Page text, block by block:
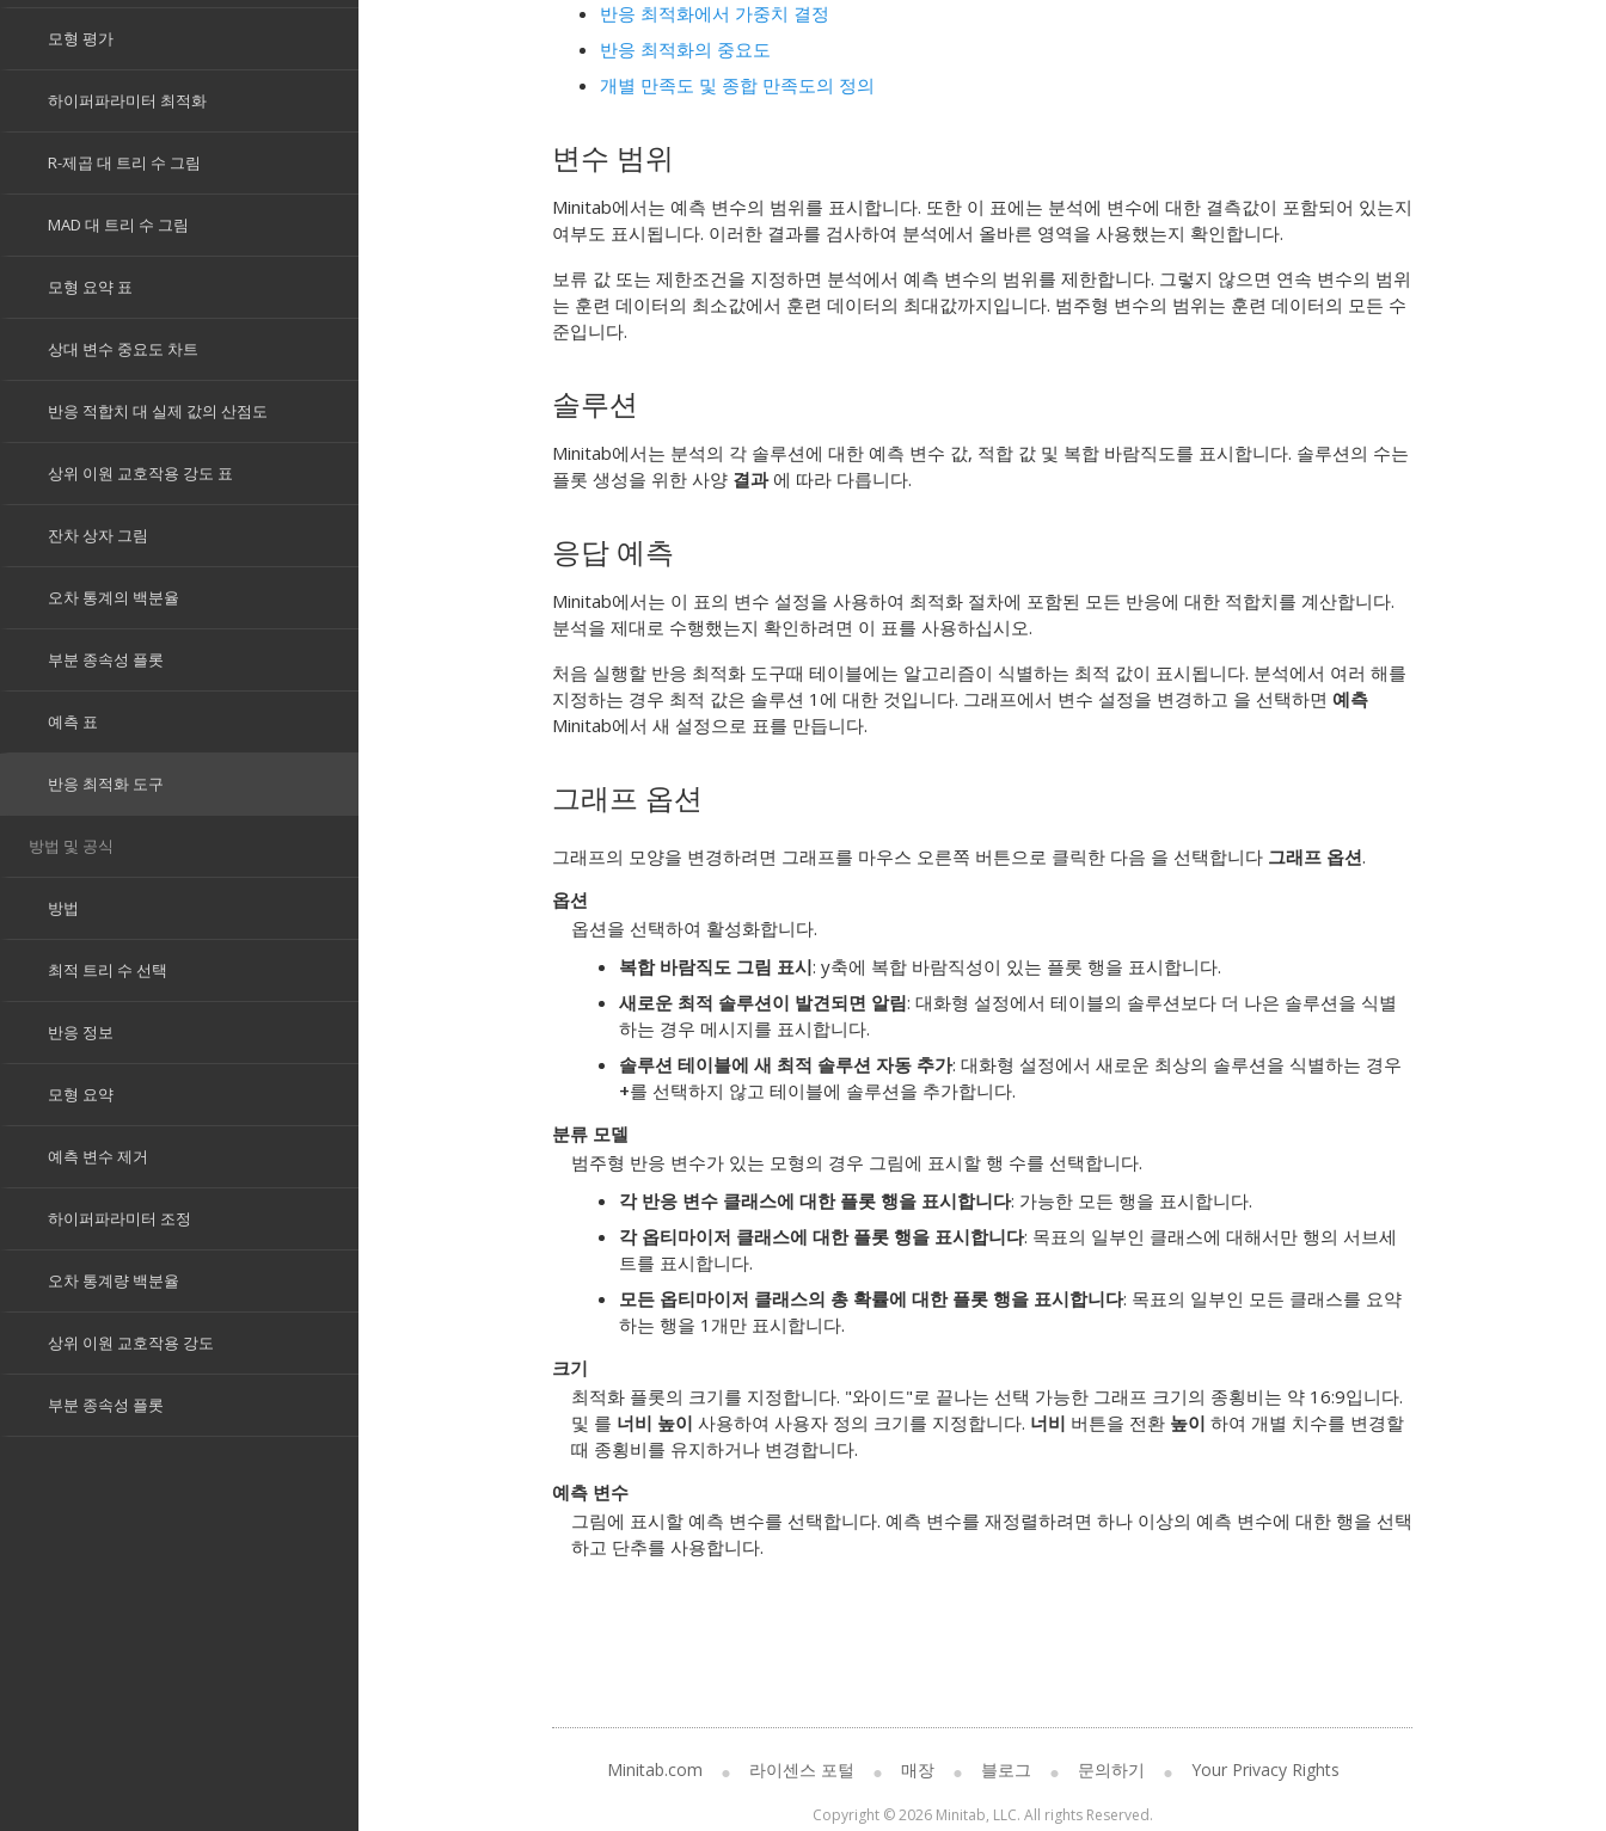
반응 최적화에서 가중치 결정
반응 최적화의 중요도
개별 만족도 및 종합 만족도의 정의
변수 범위
Minitab에서는 예측 변수의 범위를 표시합니다. 또한 이 표에는 분석에 변수에 대한 결측값이 포함되어 있는지
여부도 표시됩니다. 이러한 결과를 검사하여 분석에서 올바른 영역을 사용했는지 확인합니다.
보류 값 또는 제한조건을 지정하면 분석에서 예측 변수의 범위를 제한합니다. 그렇지 않으면 연속 변수의 범위
는 훈련 데이터의 최소값에서 훈련 데이터의 최대값까지입니다. 범주형 변수의 범위는 훈련 데이터의 모든 수
준입니다.
솔루션
Minitab에서는 분석의 각 솔루션에 대한 예측 변수 값, 적합 값 및 복합 바람직도를 표시합니다. 솔루션의 수는
플롯 생성을 위한 사양 결과에 따라 다릅니다.
응답 예측
Minitab에서는 이 표의 변수 설정을 사용하여 최적화 절차에 포함된 모든 반응에 대한 적합치를 계산합니다.
분석을 제대로 수행했는지 확인하려면 이 표를 사용하십시오.
처음 실행할 반응 최적화 도구때 테이블에는 알고리즘이 식별하는 최적 값이 표시됩니다. 분석에서 여러 해를
지정하는 경우 최적 값은 솔루션 1에 대한 것입니다. 그래프에서 변수 설정을 변경하고 을 선택하면 예측
Minitab에서 새 설정으로 표를 만듭니다.
그래프 옵션
그래프의 모양을 변경하려면 그래프를 마우스 오른쪽 버튼으로 클릭한 다음 을 선택합니다 그래프 옵션.
옵션
옵션을 선택하여 활성화합니다.
복합 바람직도 그림 표시: y축에 복합 바람직성이 있는 플롯 행을 표시합니다.
새로운 최적 솔루션이 발견되면 알림: 대화형 설정에서 테이블의 솔루션보다 더 나은 솔루션을 식별
하는 경우 메시지를 표시합니다.
솔루션 테이블에 새 최적 솔루션 자동 추가: 대화형 설정에서 새로운 최상의 솔루션을 식별하는 경우
+를 선택하지 않고 테이블에 솔루션을 추가합니다.
분류 모델
범주형 반응 변수가 있는 모형의 경우 그림에 표시할 행 수를 선택합니다.
각 반응 변수 클래스에 대한 플롯 행을 표시합니다: 가능한 모든 행을 표시합니다.
각 옵티마이저 클래스에 대한 플롯 행을 표시합니다: 목표의 일부인 클래스에 대해서만 행의 서브세
트를 표시합니다.
모든 옵티마이저 클래스의 총 확률에 대한 플롯 행을 표시합니다: 목표의 일부인 모든 클래스를 요약
하는 행을 1개만 표시합니다.
크기
최적화 플롯의 크기를 지정합니다. "와이드"로 끝나는 선택 가능한 그래프 크기의 종횡비는 약 16:9입니다.
및 를 너비 높이 사용하여 사용자 정의 크기를 지정합니다. 너비 버튼을 전환 높이 하여 개별 치수를 변경할
때 종횡비를 유지하거나 변경합니다.
예측 변수
그림에 표시할 예측 변수를 선택합니다. 예측 변수를 재정렬하려면 하나 이상의 예측 변수에 대한 행을 선택
하고 단추를 사용합니다.
Minitab.com 라이센스 포털 매장 블로그 문의하기 Your Privacy Rights
Copyright © 2026 Minitab, LLC. All rights Reserved.